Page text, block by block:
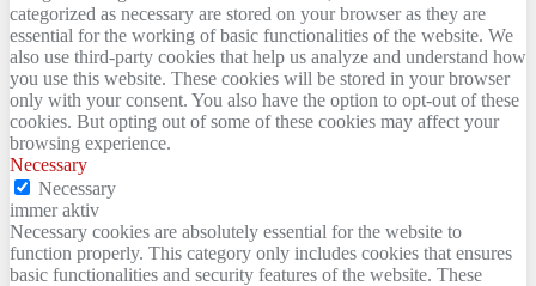
categorized as necessary are stored on your browser as they are
essential for the working of basic functionalities of the website. We
also use third-party cookies that help us analyze and understand how
you use this website. These cookies will be stored in your browser
only with your consent. You also have the option to opt-out of these
cookies. But opting out of some of these cookies may affect your
browsing experience.
Necessary
Necessary
immer aktiv
Necessary cookies are absolutely essential for the website to
function properly. This category only includes cookies that ensures
basic functionalities and security features of the website. These